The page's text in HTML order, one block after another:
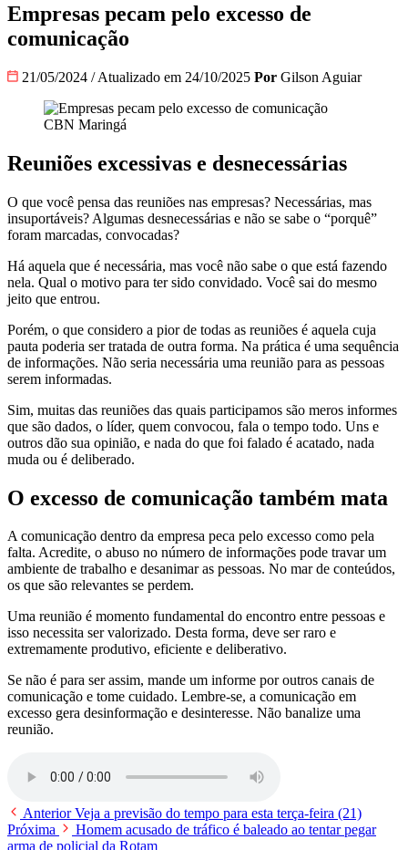
Empresas pecam pelo excesso de
comunicação
21/05/2024 / Atualizado em 24/10/2025 Por Gilson Aguiar
CBN Maringá
Reuniões excessivas e desnecessárias
O que você pensa das reuniões nas empresas? Necessárias, mas
insuportáveis? Algumas desnecessárias e não se sabe o “porquê”
foram marcadas, convocadas?
Há aquela que é necessária, mas você não sabe o que está fazendo
nela. Qual o motivo para ter sido convidado. Você sai do mesmo
jeito que entrou.
Porém, o que considero a pior de todas as reuniões é aquela cuja
pauta poderia ser tratada de outra forma. Na prática é uma sequência
de informações. Não seria necessária uma reunião para as pessoas
serem informadas.
Sim, muitas das reuniões das quais participamos são meros informes
que são dados, o líder, quem convocou, fala o tempo todo. Uns e
outros dão sua opinião, e nada do que foi falado é acatado, nada
muda ou é deliberado.
O excesso de comunicação também mata
A comunicação dentro da empresa peca pelo excesso como pela
falta. Acredite, o abuso no número de informações pode travar um
ambiente de trabalho e desanimar as pessoas. No mar de conteúdos,
os que são relevantes se perdem.
Uma reunião é momento fundamental do encontro entre pessoas e
isso necessita ser valorizado. Desta forma, deve ser raro e
extremamente produtivo, eficiente e deliberativo.
Se não é para ser assim, mande um informe por outros canais de
comunicação e tome cuidado. Lembre-se, a comunicação em
excesso gera desinformação e desinteresse. Não banalize uma
reunião.
AnteriorVeja a previsão do tempo para esta terça-feira (21)
Próxima
Homem acusado de tráfico é baleado ao tentar pegar
arma de policial da Rotam